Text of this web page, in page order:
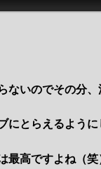
ないのでその分
にとらえるよう
最高ですよね（笑